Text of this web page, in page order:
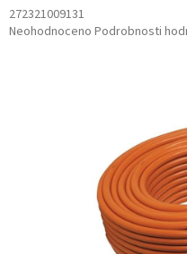
272321009131
Průměrné
Neohodnoceno Podrobnosti